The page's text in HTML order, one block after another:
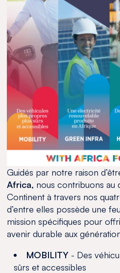
Guidés par notre raison
Africa, nous contribuons au
Continent à travers nos
d’entre elles possède une
mission spécifiques pour
avenir durable aux
MOBILITY - Des
sûrs et accessibles